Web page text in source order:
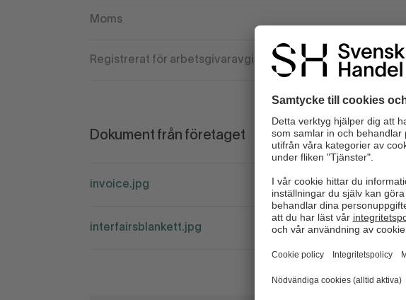
Moms
Registrerat för arbetsgivaravgift
Dokument från företaget
invoice.jpg
interfairsblankett.jpg